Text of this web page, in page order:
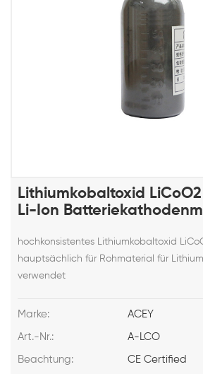
Lithiumkobaltoxid
Li-Ion
hochkonsistentes Lithiumkobaltoxid
hauptsächlich für Rohmaterial für
verwendet
Marke: ACEY
Art.-Nr.: A-LCO
Beachtung: CE Certified